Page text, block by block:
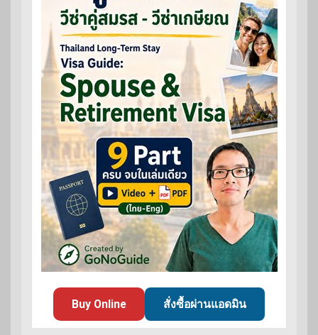
Buy Online สั่งซื้อผ่านแอดมิน